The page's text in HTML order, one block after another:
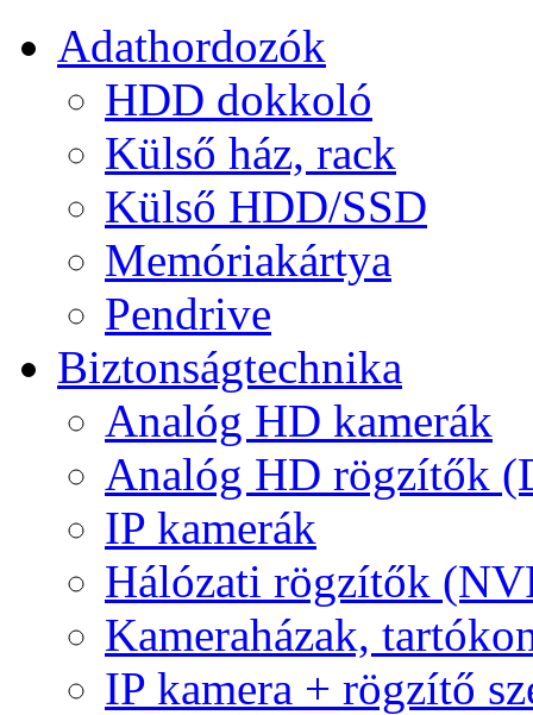
Adathordozók
HDD dokkoló
Külső ház, rack
Külső HDD/SSD
Memóriakártya
Pendrive
Biztonságtechnika
Analóg HD kamerák
Analóg HD rögzítők
IP kamerák
Hálózati rögzítők
Kameraházak,
IP kamera + rögzítő